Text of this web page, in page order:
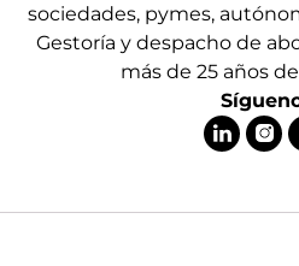
sociedades, pymes,
Gestoría y despacho de
más de 25 años